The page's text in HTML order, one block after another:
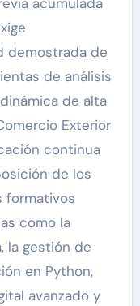
demostrada de
de análisis
de alta
Exterior
continua
de los
formativos
como la
la gestión de
en Python,
avanzado y